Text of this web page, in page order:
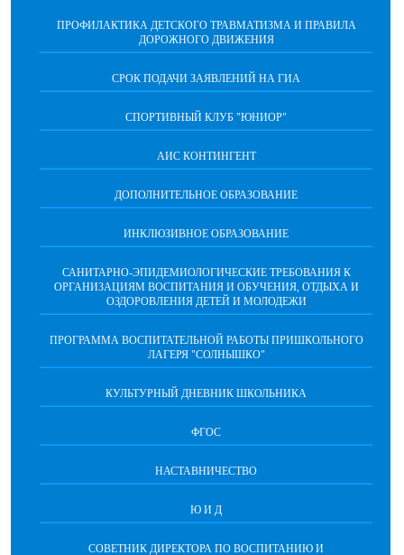
ПРОФИЛАКТИКА ДЕТСКОГО ТРАВМАТИЗМА И ПРАВИЛА
ДОРОЖНОГО ДВИЖЕНИЯ
СРОК ПОДАЧИ ЗАЯВЛЕНИЙ НА ГИА
СПОРТИВНЫЙ КЛУБ "ЮНИОР"
АИС КОНТИНГЕНТ
ДОПОЛНИТЕЛЬНОЕ ОБРАЗОВАНИЕ
ИНКЛЮЗИВНОЕ ОБРАЗОВАНИЕ
САНИТАРНО-ЭПИДЕМИОЛОГИЧЕСКИЕ ТРЕБОВАНИЯ К
ОРГАНИЗАЦИЯМ ВОСПИТАНИЯ И ОБУЧЕНИЯ, ОТДЫХА И
ОЗДОРОВЛЕНИЯ ДЕТЕЙ И МОЛОДЕЖИ
ПРОГРАММА ВОСПИТАТЕЛЬНОЙ РАБОТЫ ПРИШКОЛЬНОГО
ЛАГЕРЯ "СОЛНЫШКО"
КУЛЬТУРНЫЙ ДНЕВНИК ШКОЛЬНИКА
ФГОС
НАСТАВНИЧЕСТВО
Ю И Д
СОВЕТНИК ДИРЕКТОРА ПО ВОСПИТАНИЮ И